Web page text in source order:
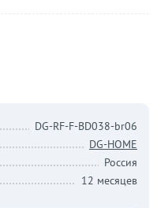
DG-RF-F-BD038-br06
DG-HOME
Россия
12 месяцев